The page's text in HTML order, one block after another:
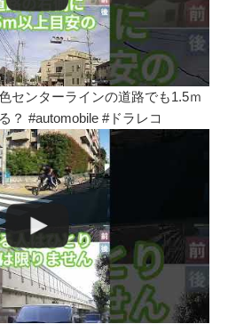
センターラインの道路でも1.5ｍ
？ #automobile #ドラレコ